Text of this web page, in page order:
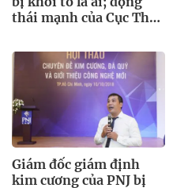
thái mạnh của Cục Thuế
Giám đốc giám định
kim cương của PNJ bị